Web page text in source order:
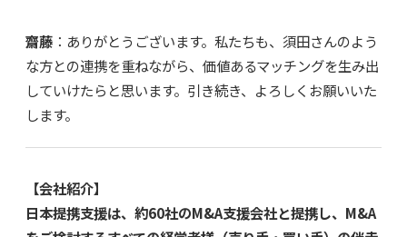
齋藤 ：ありがとうございます。私たちも、須田さんのよう
な方との連携を重ねながら、価値あるマッチングを生み出
していけたらと思います。引き続き、よろしくお願いいた
します。
【会社紹介】
日本提携支援は、約60社のM&A支援会社と提携し、M&A